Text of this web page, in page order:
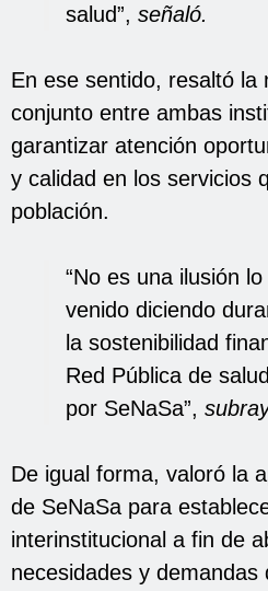
salud”, señaló.
En ese sentido, resaltó la
conjunto entre ambas
garantizar atención
y calidad en los servicios
población.
“No es una ilusión
venido diciendo
la sostenibilidad
Red Pública de
por SeNaSa”,
De igual forma, valoró la
de SeNaSa para
interinstitucional a fin de
necesidades y demandas